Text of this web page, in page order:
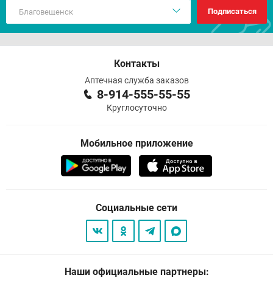
Подписаться
Контакты
Аптечная служба заказов
8-914-555-55-55
Круглосуточно
Мобильное приложение
Социальные сети
Наши официальные партнеры: